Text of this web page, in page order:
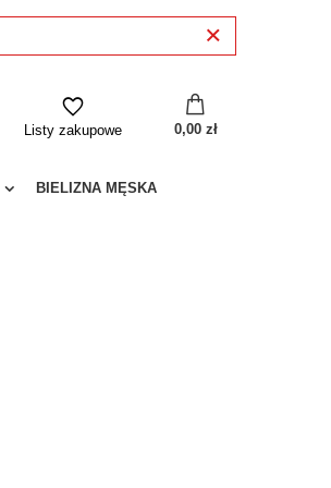
Listy zakupowe 0,00 zł
BIELIZNA MĘSKA